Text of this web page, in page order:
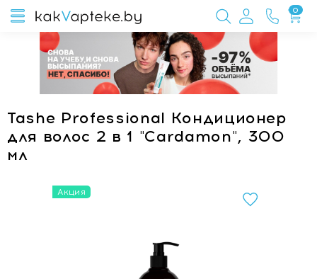
0
Tashe Professional Кондиционер
для волос 2 в 1 "Сardamon", 300
мл
Акция